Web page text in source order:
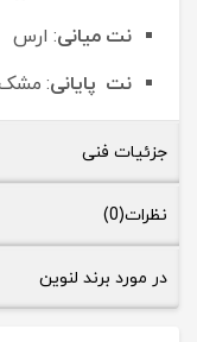
نت میانی: ارس
نت پایانی:
جزئیات فنی
نظرات(0)
در مورد برند لنوین